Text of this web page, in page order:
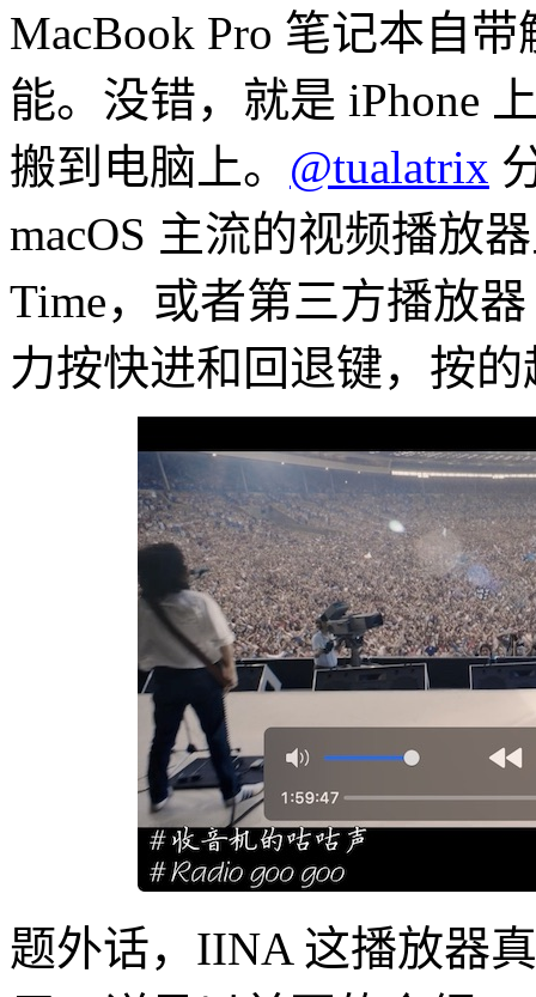
MacBook Pro 笔记本自
能。没错，就是 iPhone
搬到电脑上。 @tualatrix
macOS 主流的视频播放
Time，或者第三方播放
力按快进和回退键，按
题外话，IINA 这播放器